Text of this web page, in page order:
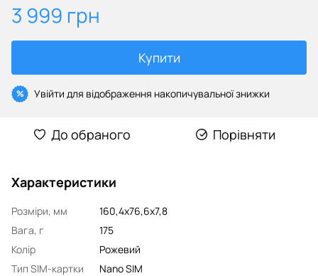
3 999 грн
Купити
% Увійти для відображення накопичувальної знижки
До обраного Порівняти
Характеристики
Розміри, мм
160,4x76,6x7,8
Вага, г
175
Колір
Рожевий
Тип SIM-картки
Nano SIM